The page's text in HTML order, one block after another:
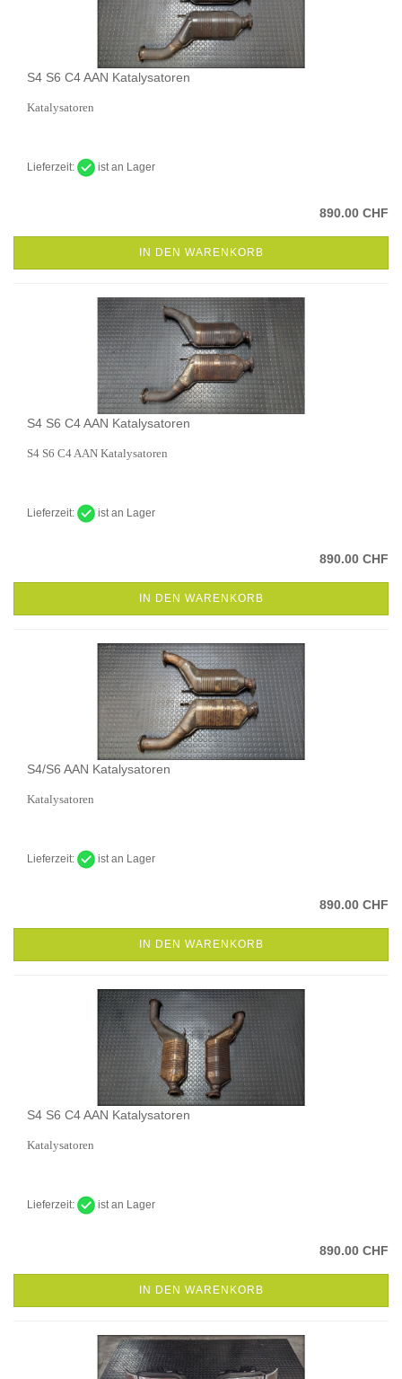
S4 S6 C4 AAN Katalysatoren
Katalysatoren
Lieferzeit: ist an Lager
890.00 CHF
IN DEN WARENKORB
S4 S6 C4 AAN Katalysatoren
S4 S6 C4 AAN Katalysatoren
Lieferzeit: ist an Lager
890.00 CHF
IN DEN WARENKORB
S4/S6 AAN Katalysatoren
Katalysatoren
Lieferzeit: ist an Lager
890.00 CHF
IN DEN WARENKORB
S4 S6 C4 AAN Katalysatoren
Katalysatoren
Lieferzeit: ist an Lager
890.00 CHF
IN DEN WARENKORB